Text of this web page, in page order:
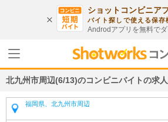
ショットコンビニア
バイト探しで使える保存
Androdアプリを無料で
北九州市周辺(6/13)のコンビニバイトの求人
福岡県、北九州市周辺